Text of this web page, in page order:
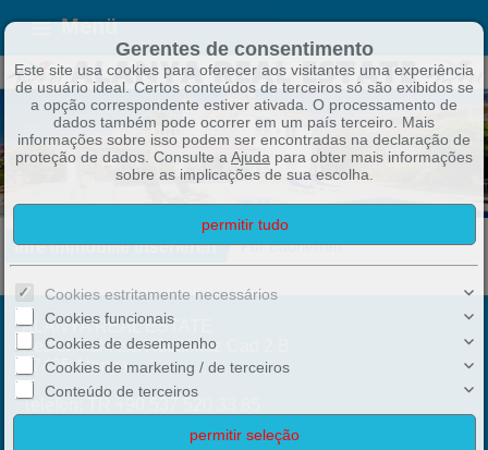
Menü
Ihre Immobilie inserieren Für Bauherren
ALANYA REAL ESTATE
Kestel Mah. Isa Kücülmez Cad 2 B
07425 Alanya
Telefon:
info@alanyarealestate.de
Gerentes de consentimento
Este site usa cookies para oferecer aos visitantes uma experiência
de usuário ideal. Certos conteúdos de terceiros só são exibidos se
a opção correspondente estiver ativada. O processamento de
dados também pode ocorrer em um país terceiro. Mais
informações sobre isso podem ser encontradas na declaração de
proteção de dados. Consulte a Ajuda para obter mais informações
sobre as implicações de sua escolha.
Cookies estritamente necessários
Cookies funcionais
Cookies de desempenho
Cookies de marketing / de terceiros
Conteúdo de terceiros